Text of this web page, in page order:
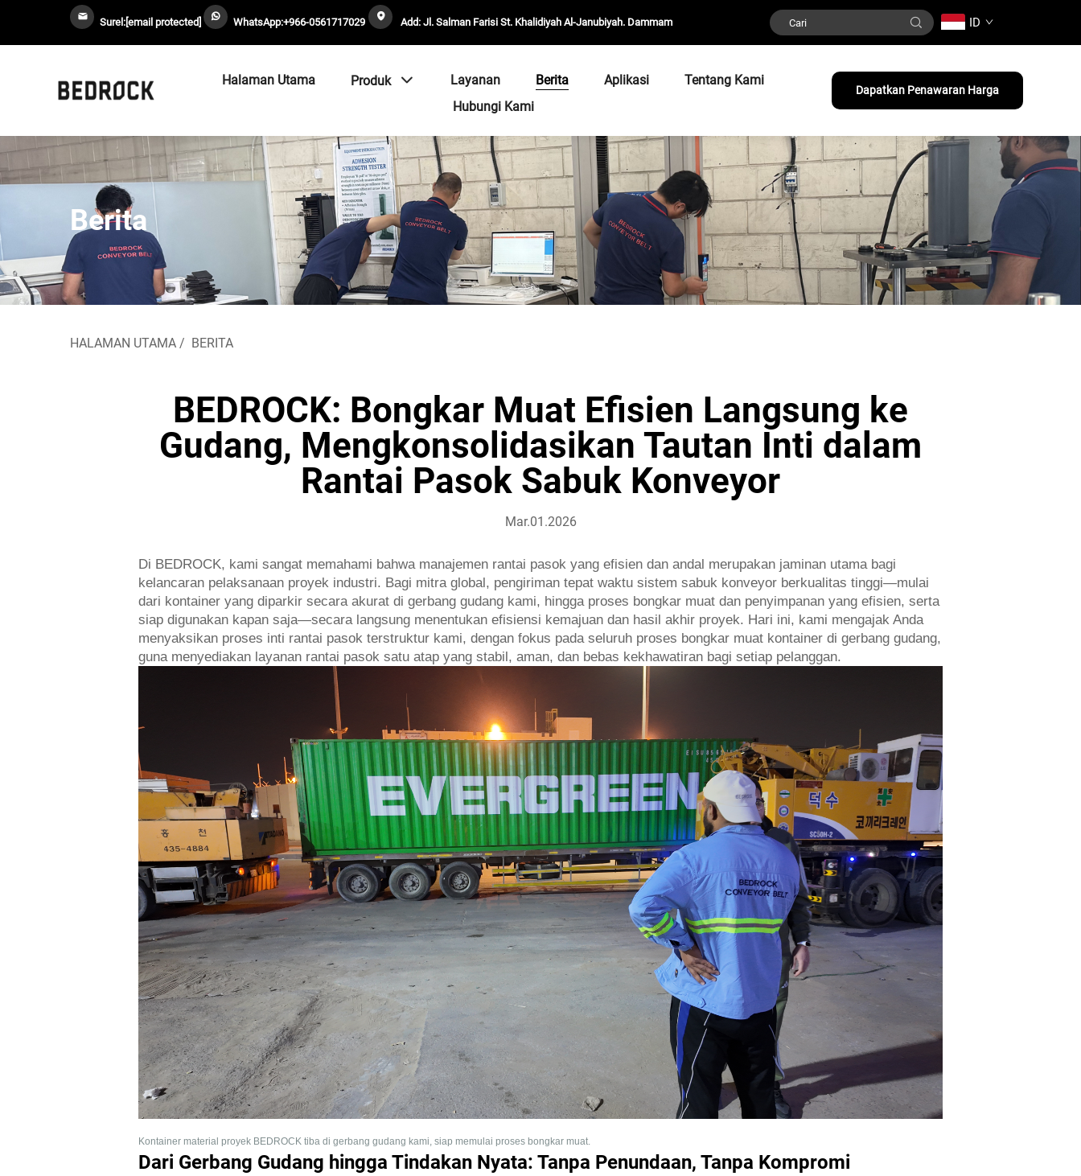
Surel: [email protected] WhatsApp:+966-0561717029 Add: Jl. Salman Farisi St. Khalidiyah Al-Janubiyah. Dammam ID
Halaman Utama Produk Layanan Berita Aplikasi
Tentang Kami
Hubungi Kami
Dapatkan Penawaran Harga
Berita
HALAMAN UTAMA / BERITA
BEDROCK: Bongkar Muat Efisien Langsung ke
Gudang, Mengkonsolidasikan Tautan Inti dalam
Rantai Pasok Sabuk Konveyor
Mar.01.2026
Di BEDROCK, kami sangat memahami bahwa manajemen rantai pasok yang efisien dan andal merupakan jaminan utama bagi
kelancaran pelaksanaan proyek industri. Bagi mitra global, pengiriman tepat waktu sistem sabuk konveyor berkualitas tinggi—mulai
dari kontainer yang diparkir secara akurat di gerbang gudang kami, hingga proses bongkar muat dan penyimpanan yang efisien, serta
siap digunakan kapan saja—secara langsung menentukan efisiensi kemajuan dan hasil akhir proyek. Hari ini, kami mengajak Anda
menyaksikan proses inti rantai pasok terstruktur kami, dengan fokus pada seluruh proses bongkar muat kontainer di gerbang gudang,
guna menyediakan layanan rantai pasok satu atap yang stabil, aman, dan bebas kekhawatiran bagi setiap pelanggan.
Kontainer material proyek BEDROCK tiba di gerbang gudang kami, siap memulai proses bongkar muat.
Dari Gerbang Gudang hingga Tindakan Nyata: Tanpa Penundaan, Tanpa Kompromi